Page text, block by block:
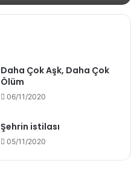
Daha Çok Aşk, Daha Çok
Ölüm
06/11/2020
Şehrin istilası
05/11/2020